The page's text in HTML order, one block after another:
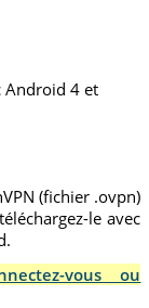
Android 4 et
(fichier .ovpn)
le avec
vous ou